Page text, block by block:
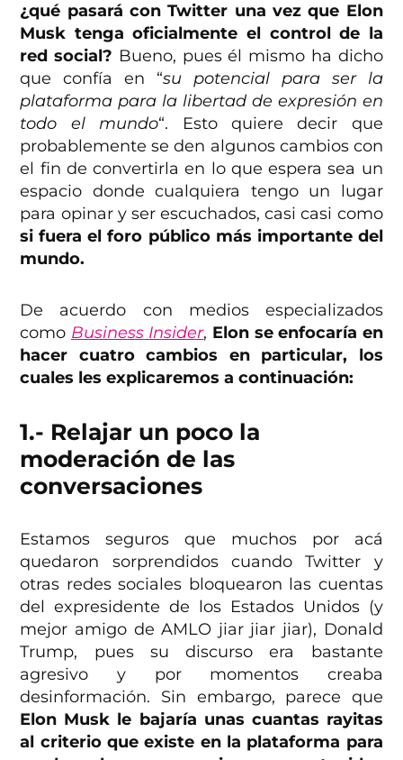
¿qué pasará con Twitter una vez que Elon
Musk tenga oficialmente el control de la
red social? Bueno, pues él mismo ha dicho
que confía en “su potencial para ser la
plataforma para la libertad de expresión en
todo el mundo“. Esto quiere decir que
probablemente se den algunos cambios con
el fin de convertirla en lo que espera sea un
espacio donde cualquiera tengo un lugar
para opinar y ser escuchados, casi casi como
si fuera el foro público más importante del
mundo.
De acuerdo con medios especializados
como Business Insider, Elon se enfocaría en
hacer cuatro cambios en particular, los
cuales les explicaremos a continuación:
1.- Relajar un poco la
moderación de las
conversaciones
Estamos seguros que muchos por acá
quedaron sorprendidos cuando Twitter y
otras redes sociales bloquearon las cuentas
del expresidente de los Estados Unidos (y
mejor amigo de AMLO jiar jiar jiar), Donald
Trump, pues su discurso era bastante
agresivo y por momentos creaba
desinformación. Sin embargo, parece que
Elon Musk le bajaría unas cuantas rayitas
al criterio que existe en la plataforma para